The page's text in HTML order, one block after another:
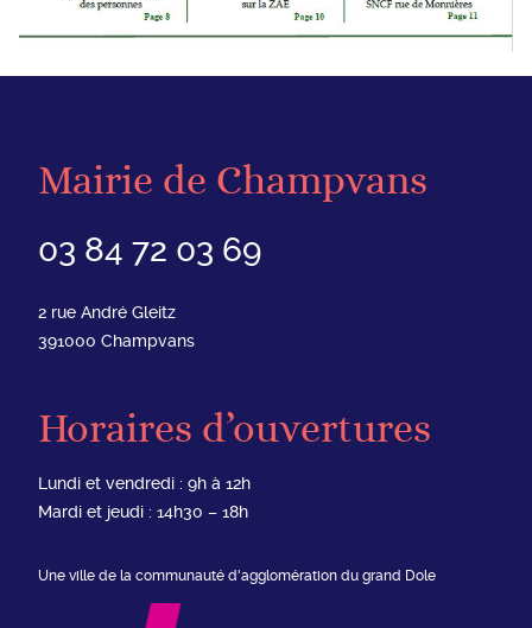
Mairie de Champvans
03 84 72 03 69
2 rue André Gleitz
391000 Champvans
Horaires d’ouvertures
Lundi et vendredi : 9h à 12h
Mardi et jeudi : 14h30 – 18h
Une ville de la communauté d'agglomération du grand Dole